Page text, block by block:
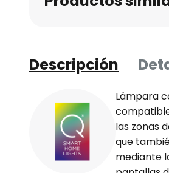
Descripción
Lámpara
las zonas
que
mediante